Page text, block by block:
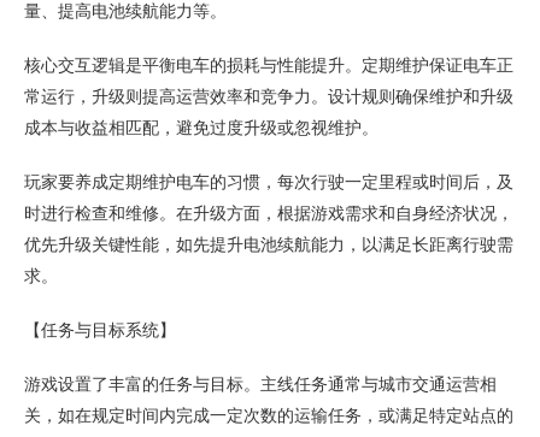
量、提高电池续航能力等。
核心交互逻辑是平衡电车的损耗与性能提升。定期维护保证电车正
常运行，升级则提高运营效率和竞争力。设计规则确保维护和升级
成本与收益相匹配，避免过度升级或忽视维护。
玩家要养成定期维护电车的习惯，每次行驶一定里程或时间后，及
时进行检查和维修。在升级方面，根据游戏需求和自身经济状况，
优先升级关键性能，如先提升电池续航能力，以满足长距离行驶需
求。
【任务与目标系统】
游戏设置了丰富的任务与目标。主线任务通常与城市交通运营相
关，如在规定时间内完成一定次数的运输任务，或满足特定站点的